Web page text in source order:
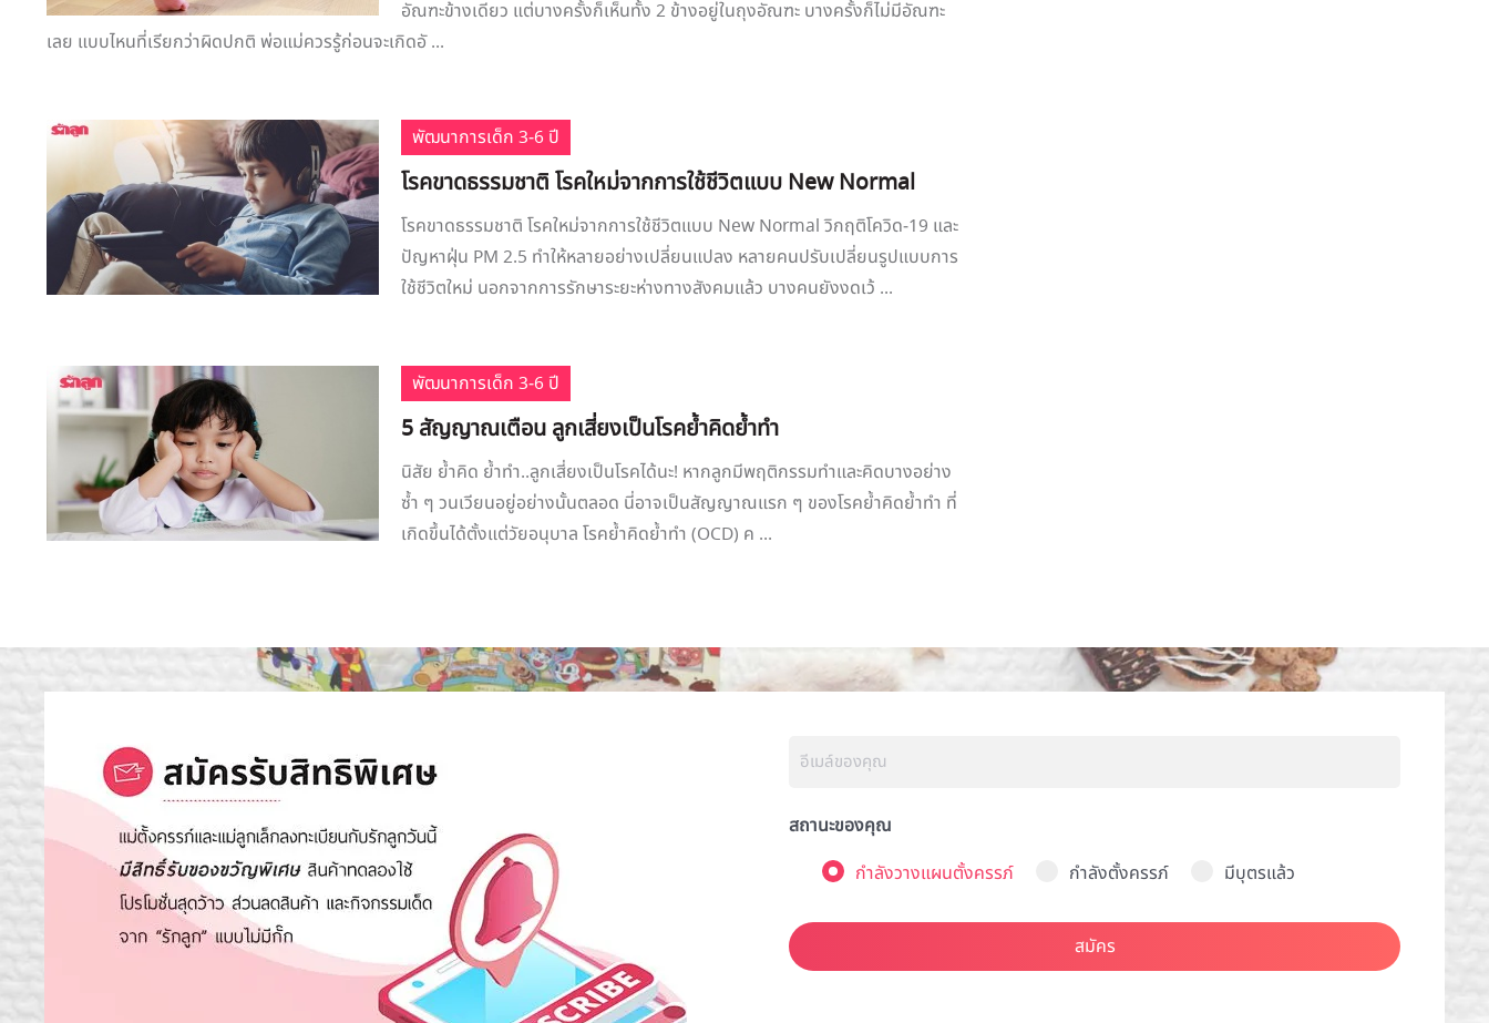
อัณฑะข้างเดียว แต่บางครั้งก็เห็นทั้ง 2 ข้างอยู่ในถุงอัณฑะ บางครั้งก็ไม่มีอัณฑะ
เลย แบบไหนที่เรียกว่าผิดปกติ พ่อแม่ควรรู้ก่อนจะเกิดอั ...
พัฒนาการเด็ก 3-6 ปี
โรคขาดธรรมชาติ โรคใหม่จากการใช้ชีวิตแบบ New Normal
โรคขาดธรรมชาติ โรคใหม่จากการใช้ชีวิตแบบ New Normal วิกฤติโควิด-19 และ
ปัญหาฝุ่น PM 2.5 ทำให้หลายอย่างเปลี่ยนแปลง หลายคนปรับเปลี่ยนรูปแบบการ
ใช้ชีวิตใหม่ นอกจากการรักษาระยะห่างทางสังคมแล้ว บางคนยังงดเว้ ...
พัฒนาการเด็ก 3-6 ปี
5 สัญญาณเตือน ลูกเสี่ยงเป็นโรคย้ำคิดย้ำทำ
นิสัย ย้ำคิด ย้ำทำ..ลูกเสี่ยงเป็นโรคได้นะ! หากลูกมีพฤติกรรมทำและคิดบางอย่าง
ซ้ำ ๆ วนเวียนอยู่อย่างนั้นตลอด นี่อาจเป็นสัญญาณแรก ๆ ของโรคย้ำคิดย้ำทำ ที่
เกิดขึ้นได้ตั้งแต่วัยอนุบาล โรคย้ำคิดย้ำทำ (OCD) ค ...
สถานะของคุณ
กำลังวางแผนตั้งครรภ์
กำลังตั้งครรภ์ มีบุตรแล้ว
สมัคร